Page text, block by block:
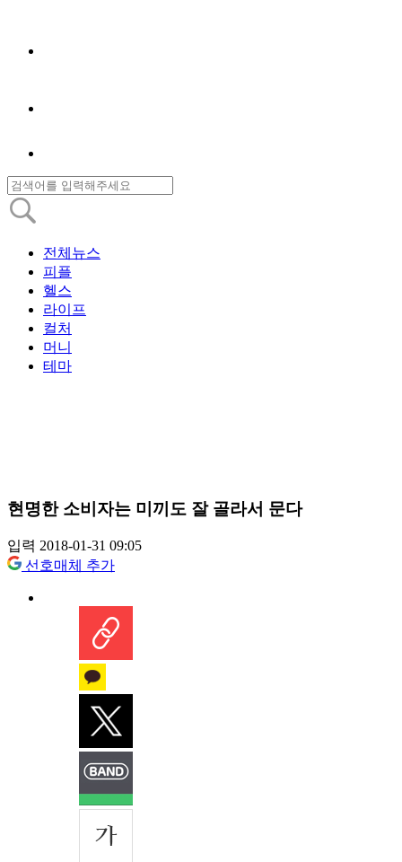
전체뉴스
피플
헬스
라이프
컬처
머니
테마
현명한 소비자는 미끼도 잘 골라서 문다
입력 2018-01-31 09:05
선호매체 추가